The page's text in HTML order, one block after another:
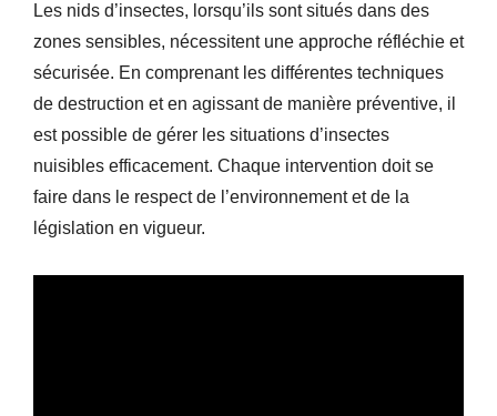
Les nids d’insectes, lorsqu’ils sont situés dans des
zones sensibles, nécessitent une approche réfléchie et
sécurisée. En comprenant les différentes techniques
de destruction et en agissant de manière préventive, il
est possible de gérer les situations d’insectes
nuisibles efficacement. Chaque intervention doit se
faire dans le respect de l’environnement et de la
législation en vigueur.